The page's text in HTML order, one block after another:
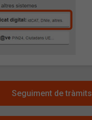
Seguiment de tràmits